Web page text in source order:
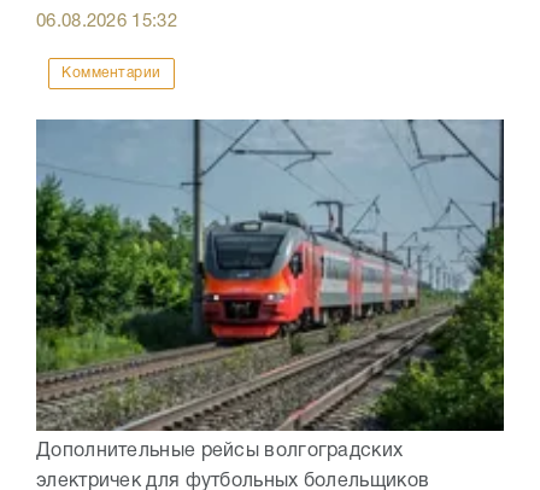
06.08.2026 15:32
Комментарии
Дополнительные рейсы волгоградских
электричек для футбольных болельщиков